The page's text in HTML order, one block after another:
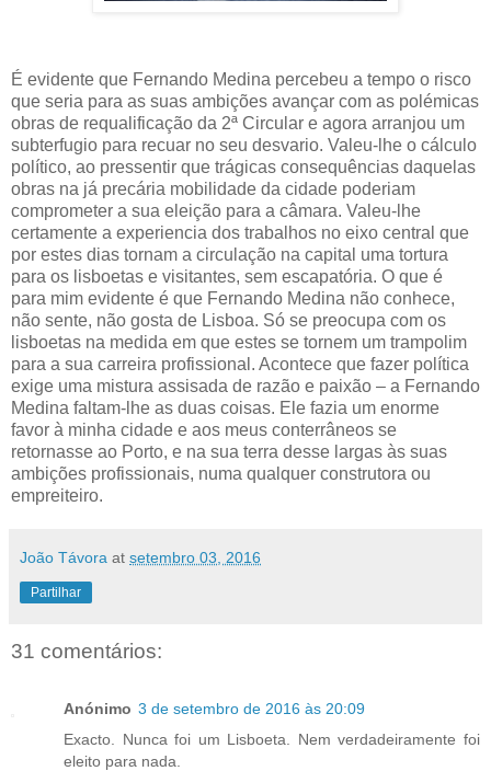
É evidente que Fernando Medina percebeu a tempo o risco
que seria para as suas ambições avançar com as polémicas
obras de requalificação da 2ª Circular e agora arranjou um
subterfugio para recuar no seu desvario. Valeu-lhe o cálculo
político, ao pressentir que trágicas consequências daquelas
obras na já precária mobilidade da cidade poderiam
comprometer a sua eleição para a câmara. Valeu-lhe
certamente a experiencia dos trabalhos no eixo central que
por estes dias tornam a circulação na capital uma tortura
para os lisboetas e visitantes, sem escapatória. O que é
para mim evidente é que Fernando Medina não conhece,
não sente, não gosta de Lisboa. Só se preocupa com os
lisboetas na medida em que estes se tornem um trampolim
para a sua carreira profissional. Acontece que fazer política
exige uma mistura assisada de razão e paixão – a Fernando
Medina faltam-lhe as duas coisas. Ele fazia um enorme
favor à minha cidade e aos meus conterrâneos se
retornasse ao Porto, e na sua terra desse largas às suas
ambições profissionais, numa qualquer construtora ou
empreiteiro.
João Távora at setembro 03, 2016
Partilhar
31 comentários:
Anónimo 3 de setembro de 2016 às 20:09
Exacto. Nunca foi um Lisboeta. Nem verdadeiramente foi
eleito para nada.